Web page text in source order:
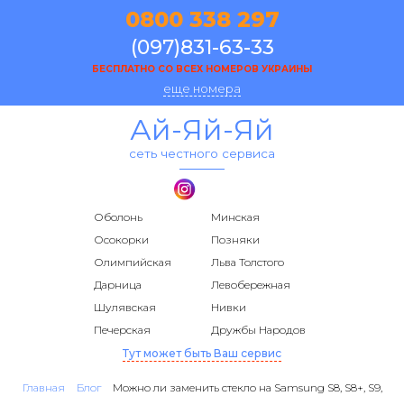
0800 338 297
(097)831-63-33
БЕСПЛАТНО СО ВСЕХ НОМЕРОВ УКРАИНЫ
еще номера
Ай-Яй-Яй
сеть честного сервиса
Оболонь
Минская
Осокорки
Позняки
Олимпийская
Льва Толстого
Дарница
Левобережная
Шулявская
Нивки
Печерская
Дружбы Народов
Тут может быть Ваш сервис
Главная Блог
Можно ли заменить стекло на Samsung S8, S8+, S9,